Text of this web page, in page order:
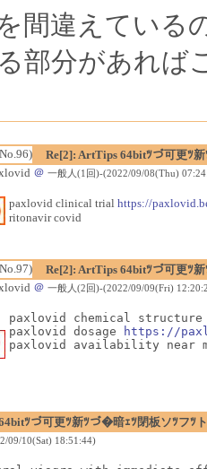
間違えている
部分があれば
Re[2]: ArtTips 64bitﾂづ可更ﾂ
＠ 一般人(1回)-(2022/09/08(Thu)
paxlovid clinical trial https://
ritonavir covid
Re[2]: ArtTips 64bitﾂづ可更ﾂ
＠ 一般人(2回)-(2022/09/09(Fri)
paxlovid chemical
paxlovid dosage
https://
paxlovid availability near
ﾂづ可更ﾂ新ﾂづ�暗ｪﾂ閉板ソﾂフﾂ
09/10(Sat) 18:51:44)